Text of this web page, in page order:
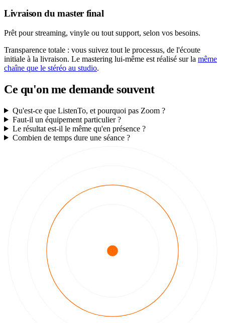
Livraison du master final
Prêt pour streaming, vinyle ou tout support, selon vos besoins.
Transparence totale : vous suivez tout le processus, de l'écoute
initiale à la livraison. Le mastering lui-même est réalisé sur la même
chaîne que le stéréo au studio.
Ce qu'on me demande souvent
Qu'est-ce que ListenTo, et pourquoi pas Zoom ?
Faut-il un équipement particulier ?
Le résultat est-il le même qu'en présence ?
Combien de temps dure une séance ?